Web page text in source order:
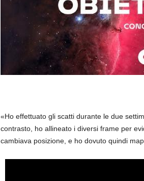
«Ho effettuato gli scatti durante le due
contrasto, ho allineato i diversi frame per
cambiava posizione, e ho dovuto quindi